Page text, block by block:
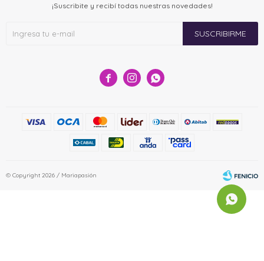
  
¡Suscribite y recibí todas nuestras novedades!
SUSCRIBIRME
© Copyright 2026 / Mariapasión